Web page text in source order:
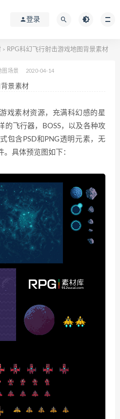
登录
> RPG科幻飞行射击游戏地图背景素材
图场景 2020-04-14
景素材
戏素材资源，充满科幻感的星
的飞行器，BOSS，以及各种攻
包含PSD和PNG透明元素，无
。具体预览图如下：